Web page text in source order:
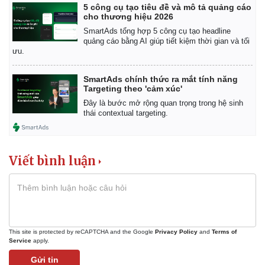
5 công cụ tạo tiêu đề và mô tả quảng cáo
cho thương hiệu 2026
SmartAds tổng hợp 5 công cụ tạo headline
quảng cáo bằng AI giúp tiết kiệm thời gian và tối
ưu.
SmartAds chính thức ra mắt tính năng
Targeting theo 'cảm xúc'
Đây là bước mở rộng quan trọng trong hệ sinh
thái contextual targeting.
Viết bình luận
This site is protected by reCAPTCHA and the Google Privacy Policy and Terms of
Service apply.
Gửi tin